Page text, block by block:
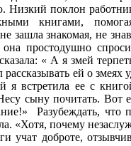
Низкий поклон
книгами,
зашла знакомая, не
простодушно
« А я змей
рассказывать ей о
я встретила ее с
сыну почитать.
Разубеждать, что
«Хотя, почему
доброте,